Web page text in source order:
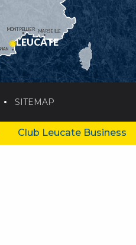
MONTPELLIER MARSEILLE
LEUCATE
SITEMAP
Club Leucate Business